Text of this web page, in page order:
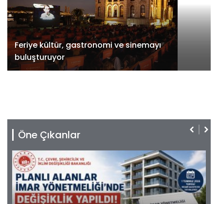
Feriye kültür, gastronomi ve sinemayı
buluşturuyor
Öne Çıkanlar